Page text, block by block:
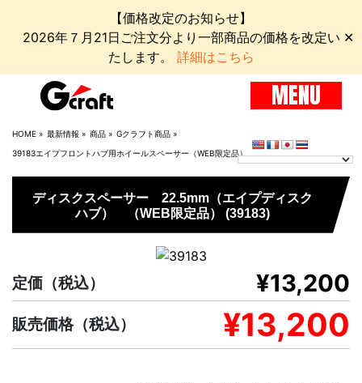
【価格改定のお知らせ】
2026年７月21日ご注文分より一部商品の価格を改定い
たします。 詳細はこちら
✕
MENU
HOME » 最新情報 » 商品 » Gクラフト商品 »
39183エイプフロントハブ用ホイールスペーサー（WEB限定品）
ディスクスペーサー 22.5mm（エイプディスク
ハブ） （WEB限定品） (39183)
定価 （税込） ¥13,200
販売価格（税込） ¥13,200